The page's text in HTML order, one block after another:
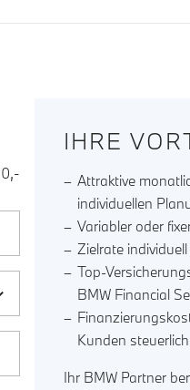
IHRE
Attraktive
individuellen
Variabler oder
Zielrate
Top-
BMW Financial
Kunden
Ihr BMW Partner